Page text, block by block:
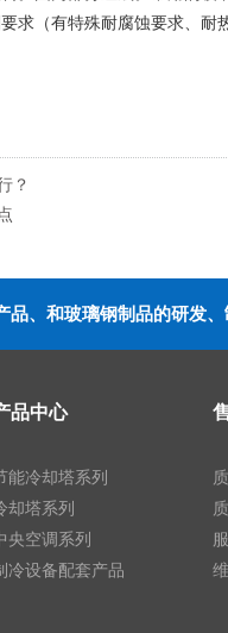
求（有特殊耐腐蚀要求、耐
？
、和玻璃钢制品的研发
品中心
能冷却塔系列
却塔系列
央空调系列
冷设备配套产品